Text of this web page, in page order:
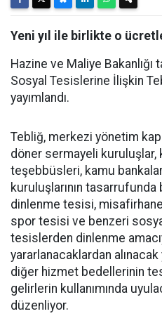
Yeni yıl ile birlikte o
Hazine ve Maliye Bakanlığı
Sosyal Tesislerine İlişkin
yayımlandı.
Tebliğ, merkezi yönetim
döner sermayeli kuruluşlar,
teşebbüsleri, kamu
kuruluşlarının
dinlenme tesisi,
spor tesisi ve benzeri
tesislerden dinlenme
yararlanacaklardan
diğer hizmet bedellerinin
gelirlerin kullanımında
düzenliyor.